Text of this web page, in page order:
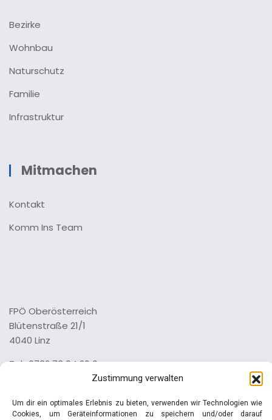
Zustimmung verwalten
Um dir ein optimales Erlebnis zu bieten, verwenden wir Technologien wie
Cookies, um Geräteinformationen zu speichern und/oder darauf
Bezirke
Wohnbau
Naturschutz
Familie
Infrastruktur
Mitmachen
Kontakt
Komm Ins Team
FPÖ Oberösterreich
Blütenstraße 21/1
4040 Linz
Tel.: 0732 73 64 26 0
Datenschutz